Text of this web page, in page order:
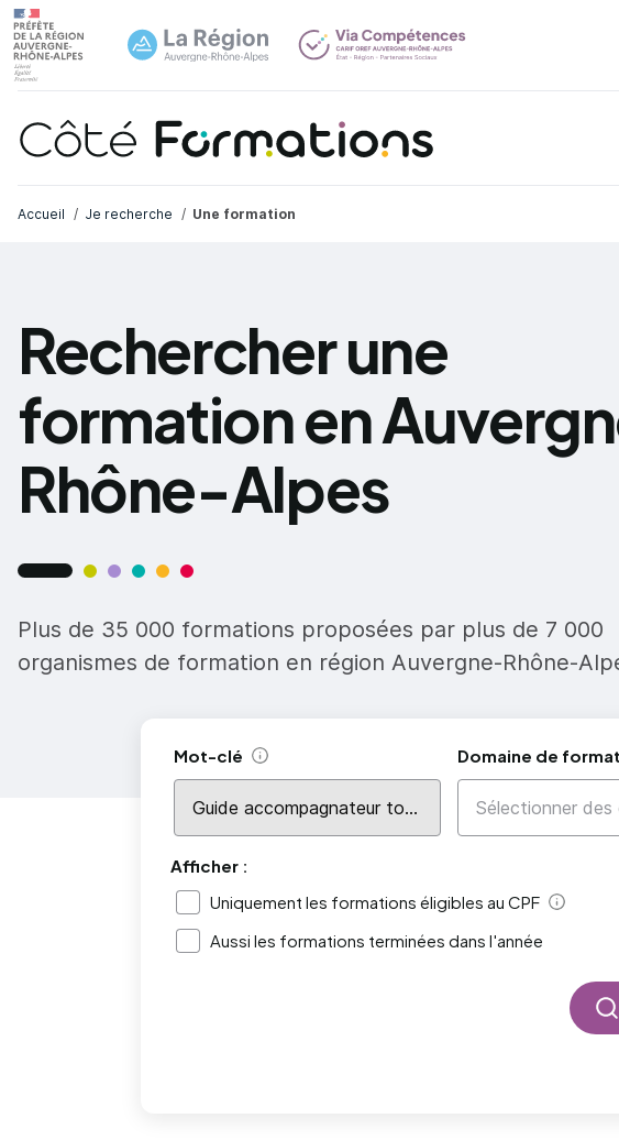
Accueil Je recherche Une formation
Rechercher une
formation en
Rhône-Alpes
Plus de 35 000 formations proposées par plus de 7 000
organismes de formation en région Auvergne-Rhône-
Mot-clé Aide Domaine de
Afficher :
Uniquement les formations éligibles au CPF
Aide
Aussi les formations terminées dans l'année